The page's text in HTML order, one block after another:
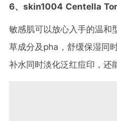
6、skin1004 Centella
敏感肌可以放心入手的温和
草成分及pha，舒缓保湿同
补水同时淡化泛红痘印，还